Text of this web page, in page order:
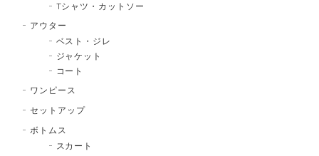
Tシャツ・カットソー
アウター
ベスト・ジレ
ジャケット
コート
ワンピース
セットアップ
ボトムス
スカート